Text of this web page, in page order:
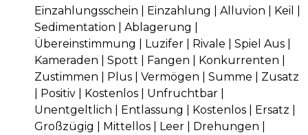
Einzahlungsschein | Einzahlung | Alluvion | Keil |
Sedimentation | Ablagerung |
Übereinstimmung | Luzifer | Rivale | Spiel Aus |
Kameraden | Spott | Fangen | Konkurrenten |
Zustimmen | Plus | Vermögen | Summe | Zusatz
| Positiv | Kostenlos | Unfruchtbar |
Unentgeltlich | Entlassung | Kostenlos | Ersatz |
Großzügig | Mittellos | Leer | Drehungen |